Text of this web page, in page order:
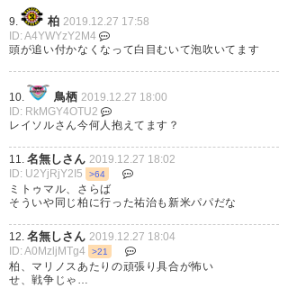
入多すぎてこわい。
— Haru@柏レイソル・モンハン
垢 (haru_REY_MHW)2019, 12月
27
三丸行っちゃったかぁ 左足クロ
スが注目されがちだけど、自分
としてはディフェンス面がほん
とに良くなってる様に見えて、
9. 柏 2019.12.27 17:58
ID: A4YWYzY2M4
頭が追い付かなくなって白目むいて泡吹いてます
10. 鳥栖 2019.12.27 18:00
ID: RkMGY4OTU2
レイソルさん今何人抱えてます？
11. 名無しさん 2019.12.27 18:02
ID: U2YjRjY2I5
>64
ミトゥマル、さらば
そういや同じ柏に行った祐治も新米パパだな
12. 名無しさん 2019.12.27 18:04
ID: A0MzljMTg4
>21
柏、マリノスあたりの頑張り具合が怖い
せ、戦争じゃ…